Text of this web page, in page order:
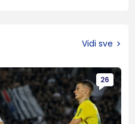
Vidi sve
26